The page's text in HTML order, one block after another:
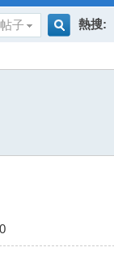
帖子
熱搜: